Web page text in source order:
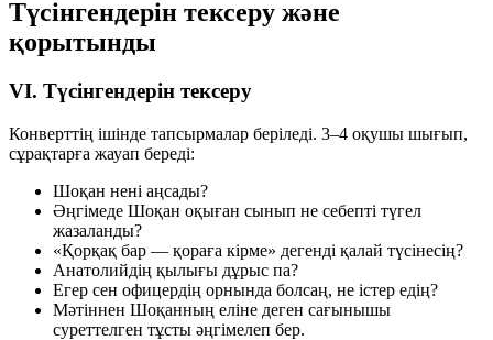
Түсінгендерін тексеру және
қорытынды
VI. Түсінгендерін тексеру
Конверттің ішінде тапсырмалар беріледі. 3–4 оқушы шығып,
сұрақтарға жауап береді:
Шоқан нені аңсады?
Әңгімеде Шоқан оқыған сынып не себепті түгел
жазаланды?
«Қорқақ бар — қораға кірме» дегенді қалай түсінесің?
Анатолийдің қылығы дұрыс па?
Егер сен офицердің орнында болсаң, не істер едің?
Мәтіннен Шоқанның еліне деген сағынышы
суреттелген тұсты әңгімелеп бер.